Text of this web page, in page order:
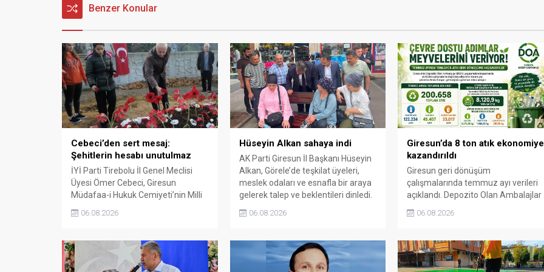
Benzer Konular
Cebeci’den sert mesaj:
Şehitlerin hesabı unutulmaz
İYİ Parti Tirebolu İl Genel Meclisi
Üyesi Ömer Cebeci, Giresun
Müdafaa-i Hukuk Cemiyeti’nin Milli
dikkat çekti. Cebeci, Giresun’un
üstlendiği tarihi sorumluluğun
gelecek nesillere doğru anlatılması
gerektiğini söyledi.
06.08.2026
Hüseyin Alkan sahaya indi
AK Parti Giresun İl Başkanı Hüseyin
Alkan, Görele’de teşkilat üyeleri,
meslek odaları ve esnafla bir araya
gelerek talep ve beklentileri dinledi.
06.08.2026
Giresun’da 8 ton atık ekonomiye
kazandırıldı
Giresun geri dönüşüm
çalışmalarında temmuz ayı verileri
açıklandı. Depozito Olan Ambalajlar
vatandaşlar, yüz binlerce ambalajın
06.08.2026